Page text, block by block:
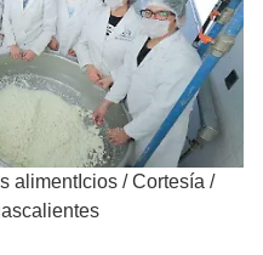
alimentIcios /Cortesía /